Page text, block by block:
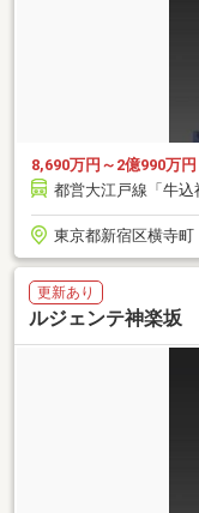
8,690万円～2億990万円
都営大江戸線「牛込
東京都新宿区横寺町
更新あり
ルジェンテ神楽坂